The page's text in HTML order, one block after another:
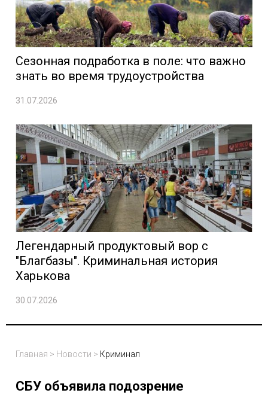
Сезонная подработка в поле: что важно
знать во время трудоустройства
31.07.2026
Легендарный продуктовый вор с
"Благбазы". Криминальная история
Харькова
30.07.2026
Главная > Новости > Криминал
СБУ объявила подозрение